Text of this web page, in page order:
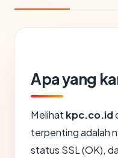
Apa yang
Melihat kpc.co.id
terpenting adalah
status SSL (OK),